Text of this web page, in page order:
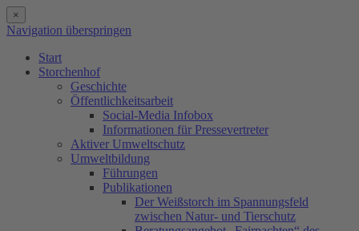
×
Navigation überspringen
Start
Storchenhof
Geschichte
Öffentlichkeitsarbeit
Social-Media Infobox
Informationen für Pressevertreter
Aktiver Umweltschutz
Umweltbildung
Führungen
Publikationen
Der Weißstorch im Spannungsfeld
zwischen Natur- und Tierschutz